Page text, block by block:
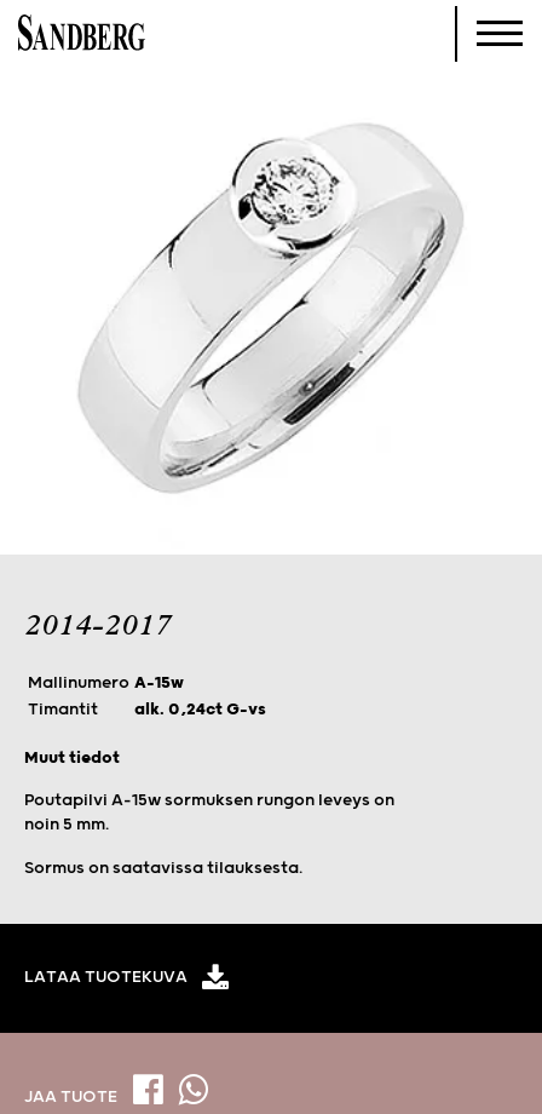
2014-2017
Mallinumero A-15w
Timantit
alk. 0,24ct G-vs
Muut tiedot
Poutapilvi A-15w sormuksen rungon leveys on
noin 5 mm.
Sormus on saatavissa tilauksesta.
LATAA TUOTEKUVA
JAA TUOTE